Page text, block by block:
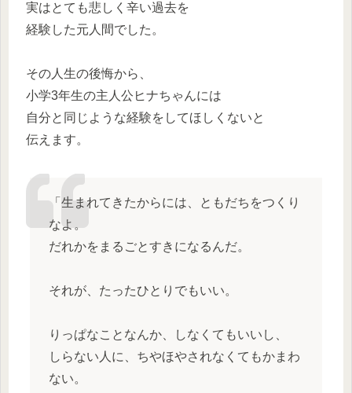
実はとても悲しく辛い過去を
経験した元人間でした。
その人生の後悔から、
小学3年生の主人公ヒナちゃんには
自分と同じような経験をしてほしくないと
伝えます。
「生まれてきたからには、ともだちをつくり
なよ。
だれかをまるごとすきになるんだ。
それが、たったひとりでもいい。
りっぱなことなんか、しなくてもいいし、
しらない人に、ちやほやされなくてもかまわ
ない。